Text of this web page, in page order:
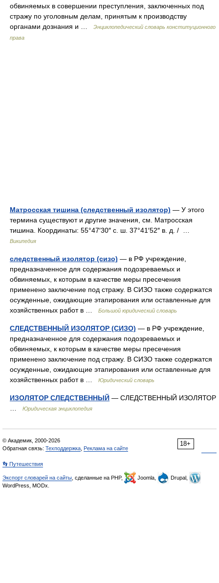
обвиняемых в совершении преступления, заключенных под
стражу по уголовным делам, принятым к производству
органами дознания и …
Энциклопедический словарь конституционного
права
Матросская тишина (следственный изолятор) — У этого
термина существуют и другие значения, см. Матросская
тишина. Координаты: 55°47′30″ с. ш. 37°41′52″ в. д. / …
Википедия
следственный изолятор (сизо) — в РФ учреждение,
предназначенное для содержания подозреваемых и
обвиняемых, к которым в качестве меры пресечения
применено заключение под стражу. В СИЗО также содержатся
осужденные, ожидающие этапирования или оставленные для
хозяйственных работ в …
Большой юридический словарь
СЛЕДСТВЕННЫЙ ИЗОЛЯТОР (СИЗО) — в РФ учреждение,
предназначенное для содержания подозреваемых и
обвиняемых, к которым в качестве меры пресечения
применено заключение под стражу. В СИЗО также содержатся
осужденные, ожидающие этапирования или оставленные для
хозяйственных работ в …
Юридический словарь
ИЗОЛЯТОР СЛЕДСТВЕННЫЙ — СЛЕДСТВЕННЫЙ ИЗОЛЯТОР
Юридическая энциклопедия
18+
© Академик, 2000-2026
Обратная связь: Техподдержка Реклама на сайте
👣 Путешествия
Экспорт словарей на сайты , сделанные на PHP, Joomla,
Drupal,
WordPress, MODx.